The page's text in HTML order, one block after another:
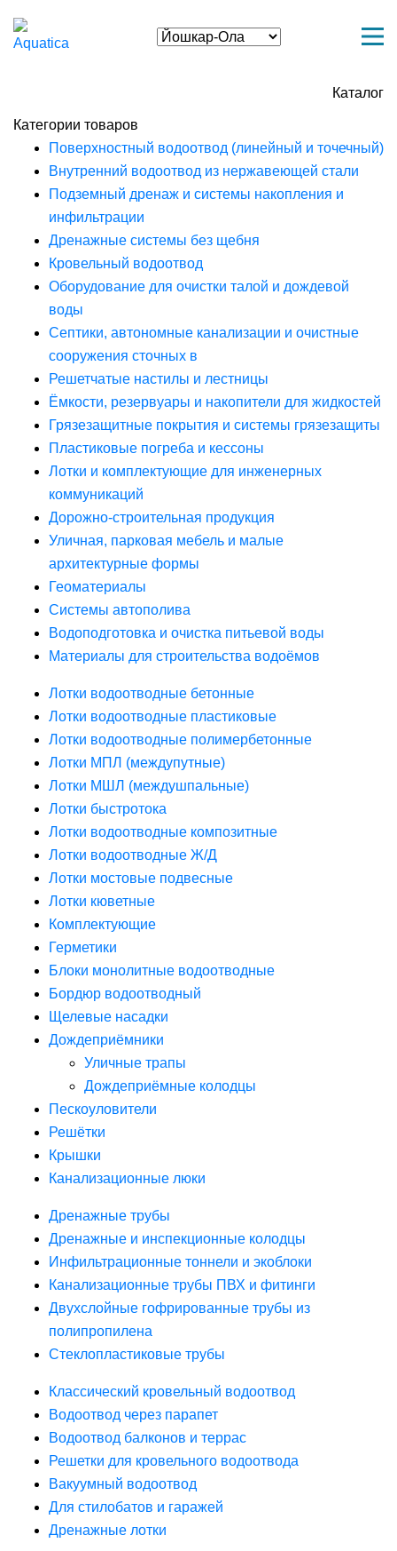
Каталог
Категории товаров
Поверхностный водоотвод (линейный и точечный)
Внутренний водоотвод из нержавеющей стали
Подземный дренаж и системы накопления и
инфильтрации
Дренажные системы без щебня
Кровельный водоотвод
Оборудование для очистки талой и дождевой
воды
Септики, автономные канализации и очистные
сооружения сточных в
Решетчатые настилы и лестницы
Ёмкости, резервуары и накопители для жидкостей
Грязезащитные покрытия и системы грязезащиты
Пластиковые погреба и кессоны
Лотки и комплектующие для инженерных
коммуникаций
Дорожно-строительная продукция
Уличная, парковая мебель и малые
архитектурные формы
Геоматериалы
Системы автополива
Водоподготовка и очистка питьевой воды
Материалы для строительства водоёмов
Лотки водоотводные бетонные
Лотки водоотводные пластиковые
Лотки водоотводные полимербетонные
Лотки МПЛ (междупутные)
Лотки МШЛ (междушпальные)
Лотки быстротока
Лотки водоотводные композитные
Лотки водоотводные Ж/Д
Лотки мостовые подвесные
Лотки кюветные
Комплектующие
Герметики
Блоки монолитные водоотводные
Бордюр водоотводный
Щелевые насадки
Дождеприёмники
Уличные трапы
Дождеприёмные колодцы
Пескоуловители
Решётки
Крышки
Канализационные люки
Дренажные трубы
Дренажные и инспекционные колодцы
Инфильтрационные тоннели и экоблоки
Канализационные трубы ПВХ и фитинги
Двухслойные гофрированные трубы из
полипропилена
Стеклопластиковые трубы
Классический кровельный водоотвод
Водоотвод через парапет
Водоотвод балконов и террас
Решетки для кровельного водоотвода
Вакуумный водоотвод
Для стилобатов и гаражей
Дренажные лотки